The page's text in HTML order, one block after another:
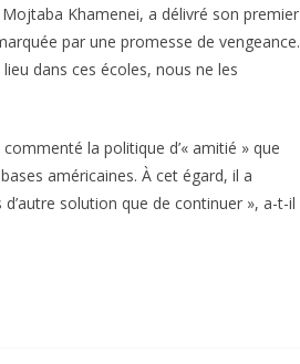
Khamenei, a délivré son premier
par une promesse de vengeance.
dans ces écoles, nous ne les
la politique d’« amitié » que
américaines. À cet égard, il a
solution que de continuer », a-t-il